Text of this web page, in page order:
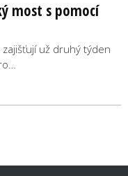
most s pomocí
už druhý týden